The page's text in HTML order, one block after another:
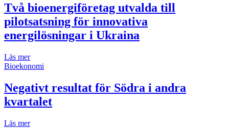
Två bioenergiföretag utvalda till
pilotsatsning för innovativa
energilösningar i Ukraina
Läs mer
Bioekonomi
Negativt resultat för Södra i andra
kvartalet
Läs mer